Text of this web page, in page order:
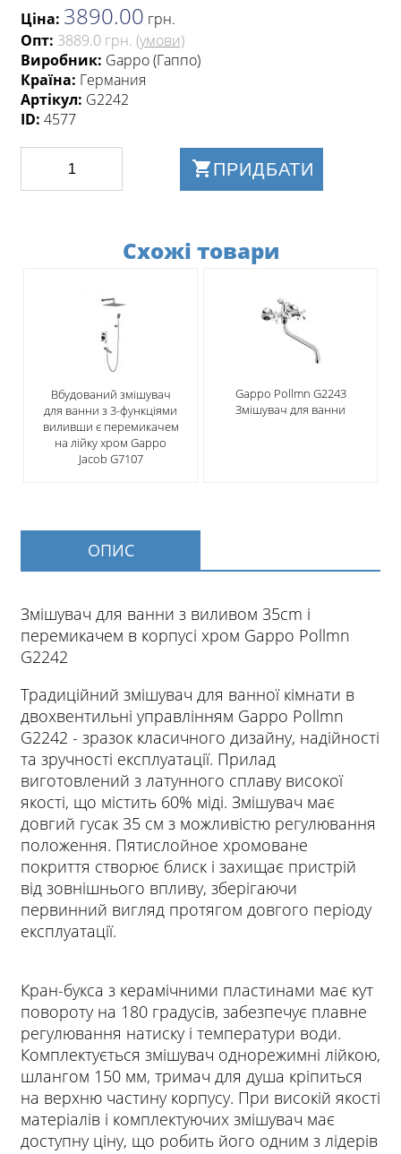
Ціна: 3890.00 грн.
Опт: 3889.0 грн. (умови)
Виробник: Gappo (Гаппо)
Країна: Германия
Артікул: G2242
ID: 4577
ПРИДБАТИ
Схожі товари
Вбудований змішувач
для ванни з 3-функціями
виливши є перемикачем
на лійку хром Gappo
Jacob G7107
Gappo Pollmn G2243
Змішувач для ванни
ОПИС
Змішувач для ванни з виливом 35cm і
перемикачем в корпусі хром Gappo Pollmn
G2242
Традиційний змішувач для ванної кімнати в
двохвентильні управлінням Gappo Pollmn
G2242 - зразок класичного дизайну, надійності
та зручності експлуатації. Прилад
виготовлений з латунного сплаву високої
якості, що містить 60% міді. Змішувач має
довгий гусак 35 см з можливістю регулювання
положення. Пятислойное хромоване
покриття створює блиск і захищає пристрій
від зовнішнього впливу, зберігаючи
первинний вигляд протягом довгого періоду
експлуатації.
Кран-букса з керамічними пластинами має кут
повороту на 180 градусів, забезпечує плавне
регулювання натиску і температури води.
Комплектується змішувач однорежимні лійкою,
шлангом 150 мм, тримач для душа кріпиться
на верхню частину корпусу. При високій якості
матеріалів і комплектуючих змішувач має
доступну ціну, що робить його одним з лідерів